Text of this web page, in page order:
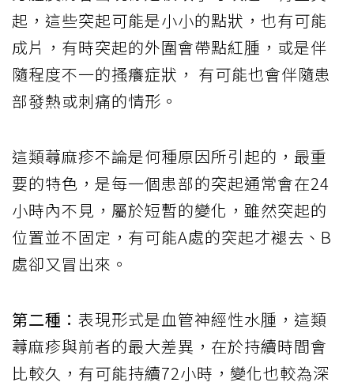
起，這些突起可能是小小的點狀，也有可能
成片，有時突起的外圍會帶點紅腫，或是伴
隨程度不一的搔癢症狀， 有可能也會伴隨患
部發熱或刺痛的情形。
這類蕁麻疹不論是何種原因所引起的，最重
要的特色，是每一個患部的突起通常會在24
小時內不見，屬於短暫的變化，雖然突起的
位置並不固定，有可能A處的突起才褪去、 B
處卻又冒出來。
第二種： 表現形式是血管神經性水腫，這類
蕁麻疹與前者的最大差異，在於持續時間會
比較久，有可能持續72小時，變化也較為深